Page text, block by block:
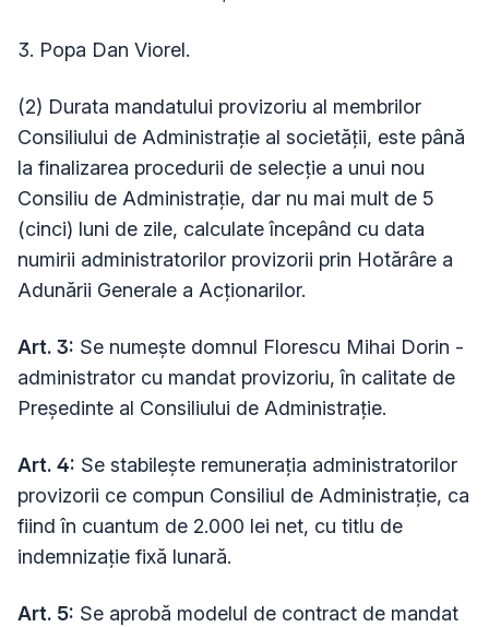
3. Popa Dan Viorel.
(2) Durata mandatului provizoriu al membrilor
Consiliului de Administrație al societății, este până
la finalizarea procedurii de selecție a unui nou
Consiliu de Administrație, dar nu mai mult de 5
(cinci) luni de zile, calculate începând cu data
numirii administratorilor provizorii prin Hotărâre a
Adunării Generale a Acționarilor.
Art. 3: Se numește domnul Florescu Mihai Dorin -
administrator cu mandat provizoriu, în calitate de
Președinte al Consiliului de Administrație.
Art. 4: Se stabilește remunerația administratorilor
provizorii ce compun Consiliul de Administrație, ca
fiind în cuantum de 2.000 lei net, cu titlu de
indemnizație fixă lunară.
Art. 5: Se aprobă modelul de contract de mandat